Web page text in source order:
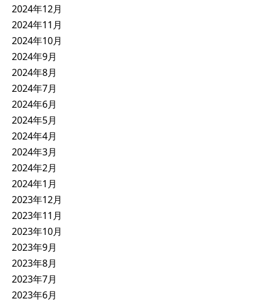
2024年12月
2024年11月
2024年10月
2024年9月
2024年8月
2024年7月
2024年6月
2024年5月
2024年4月
2024年3月
2024年2月
2024年1月
2023年12月
2023年11月
2023年10月
2023年9月
2023年8月
2023年7月
2023年6月